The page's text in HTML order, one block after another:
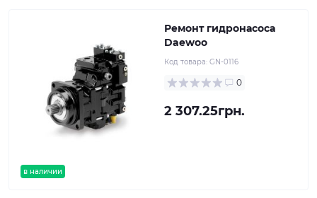
в наличии
Ремонт гидронасоса
Daewoo
Код товара: GN-0116
0
2 307.25грн.